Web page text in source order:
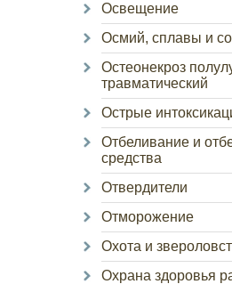
Освещение
Осмий, сплавы и
Остеонекроз
травматический
Острые
Отбеливание и
средства
Отвердители
Отморожение
Охота и
Охрана здоровья